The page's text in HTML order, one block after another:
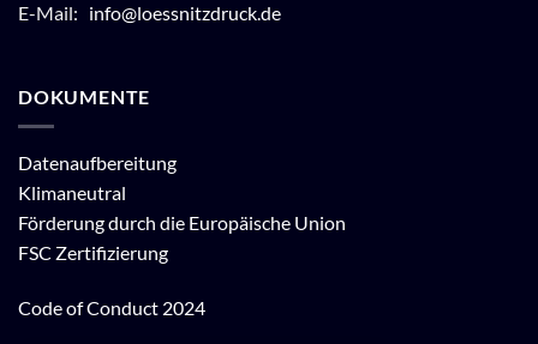
E-Mail: info@loessnitzdruck.de
DOKUMENTE
Datenaufbereitung
Klimaneutral
Förderung durch die Europäische Union
FSC Zertifizierung
Code of Conduct 2024